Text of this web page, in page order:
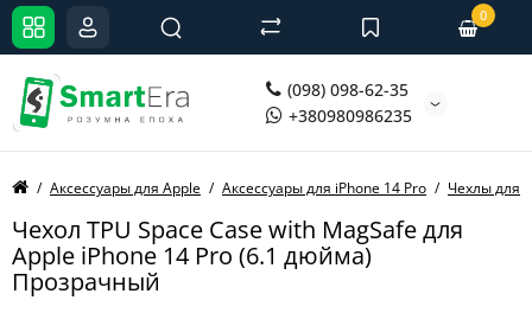
(098) 098-62-35
+380980986235
0
Аксессуары для Apple Аксессуары для iPhone 14 Pro Чехлы для
Чехол TPU Space Case with MagSafe для
Apple iPhone 14 Pro (6.1 дюйма)
Прозрачный